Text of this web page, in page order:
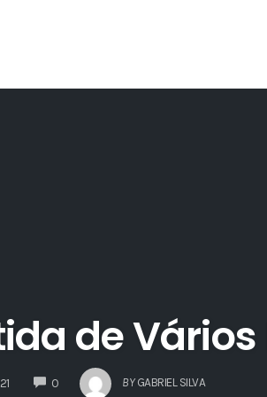
de
0COMMENTS BY GABRIEL SILVA